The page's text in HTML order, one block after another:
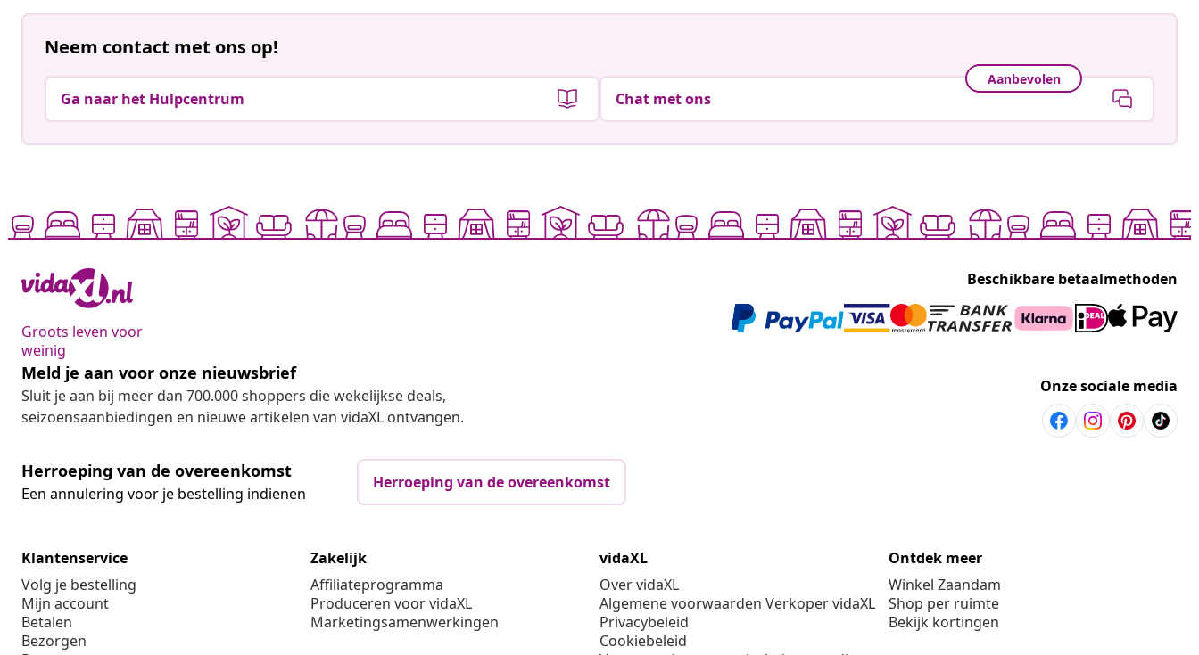
Neem contact met ons op!
Ga naar het Hulpcentrum
Aanbevolen
Chat met ons
Groots leven voor
weinig
Beschikbare betaalmethoden
Meld je aan voor onze nieuwsbrief
Sluit je aan bij meer dan 700.000 shoppers die wekelijkse deals,
seizoensaanbiedingen en nieuwe artikelen van vidaXL ontvangen.
Onze sociale media
Herroeping van de overeenkomst
Een annulering voor je bestelling indienen
Herroeping van de overeenkomst
Klantenservice
Volg je bestelling
Mijn account
Betalen
Bezorgen
Zakelijk
Affiliateprogramma
Produceren voor vidaXL
Marketingsamenwerkingen
vidaXL
Over vidaXL
Algemene voorwaarden Verkoper vidaXL
Privacybeleid
Cookiebeleid
Ontdek meer
Winkel Zaandam
Shop per ruimte
Bekijk kortingen